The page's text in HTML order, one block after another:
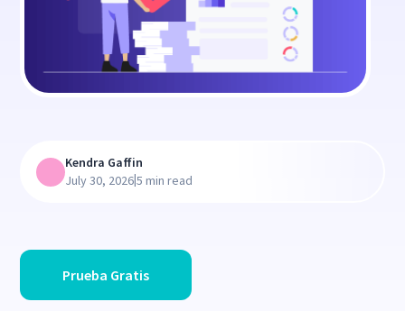
Prueba Gratis
Kendra Gaffin
July 30, 2026|5 min read